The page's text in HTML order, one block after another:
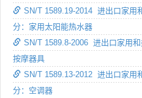
SN/T 1589.19-2014 进出口家用
分：家用太阳能热水器
SN/T 1589.8-2006 进出口家用和
按摩器具
SN/T 1589.13-2012 进出口家用
分：空调器